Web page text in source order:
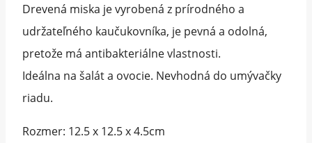
Drevená miska je vyrobená z prírodného a
udržateľného kaučukovníka, je pevná a odolná,
pretože má antibakteriálne vlastnosti.
Ideálna na šalát a ovocie. Nevhodná do umývačky
riadu.
Rozmer: 12.5 x 12.5 x 4.5cm